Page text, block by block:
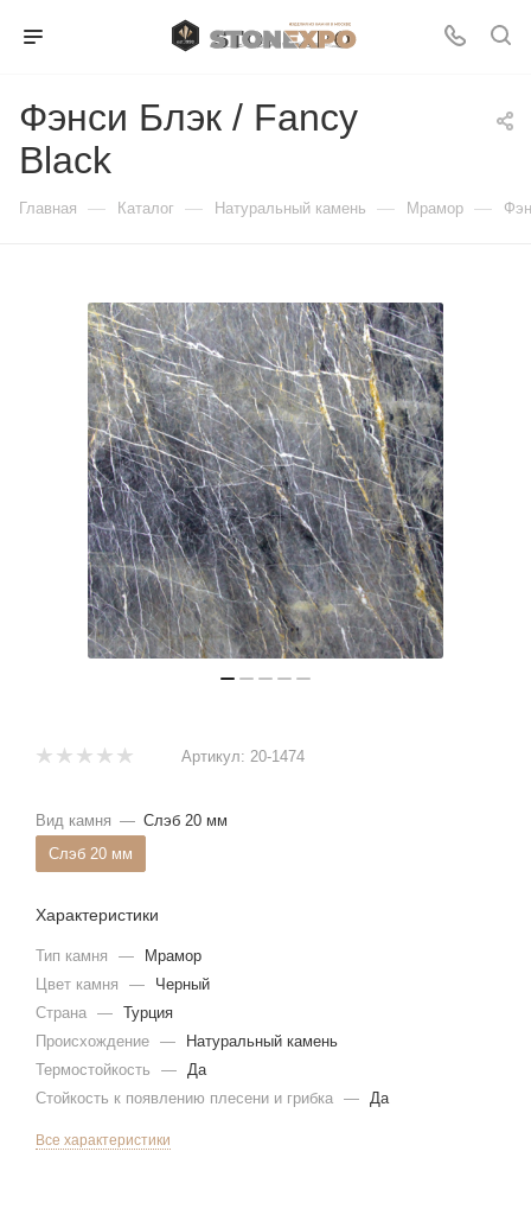
Фэнси Блэк / Fancy
Black
Главная — Каталог — Натуральный камень — Мрамор —
Артикул: 20-1474
Вид камня — Слэб 20 мм
Слэб 20 мм
Характеристики
Тип камня —
Мрамор
Цвет камня
—
Черный
Страна — Турция
Происхождение —
Натуральный камень
Термостойкость
—
Да
Стойкость к появлению плесени и грибка — Да
Все характеристики